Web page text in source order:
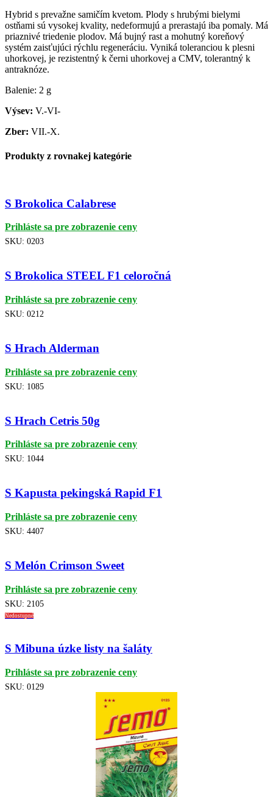
Hybrid s prevažne samičím kvetom. Plody s hrubými bielymi
ostňami sú vysokej kvality, nedeformujú a prerastajú iba pomaly. Má
priaznivé triedenie plodov. Má bujný rast a mohutný koreňový
systém zaisťujúci rýchlu regeneráciu. Vyniká toleranciou k plesni
uhorkovej, je rezistentný k černi uhorkovej a CMV, tolerantný k
antraknóze.
Balenie: 2 g
Výsev: V.-VI-
Zber: VII.-X.
Produkty z rovnakej kategórie
S Brokolica Calabrese
Prihláste sa pre zobrazenie ceny
SKU: 0203
S Brokolica STEEL F1 celoročná
Prihláste sa pre zobrazenie ceny
SKU: 0212
S Hrach Alderman
Prihláste sa pre zobrazenie ceny
SKU: 1085
S Hrach Cetris 50g
Prihláste sa pre zobrazenie ceny
SKU: 1044
S Kapusta pekingská Rapid F1
Prihláste sa pre zobrazenie ceny
SKU: 4407
S Melón Crimson Sweet
Prihláste sa pre zobrazenie ceny
SKU: 2105
Nedostupné
S Mibuna úzke listy na šaláty
Prihláste sa pre zobrazenie ceny
SKU: 0129